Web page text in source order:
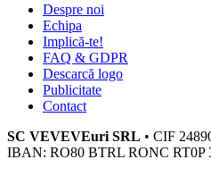
Despre noi
Echipa
Implică-te!
FAQ & GDPR
Descarcă logo
Publicitate
Contact
SC VEVEVEuri SRL • CIF
IBAN: RO80 BTRL RONC RT0P